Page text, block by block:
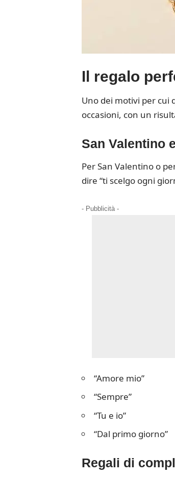
Il regalo
Uno dei motivi per cui
occasioni, con un
San Valentino
Per San Valentino o
dire “ti scelgo ogni
- Pubblicità -
“Amore mio”
“Sempre”
“Tu e io”
“Dal primo giorno”
Regali di